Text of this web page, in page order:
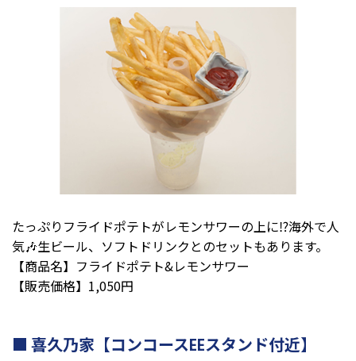
たっぷりフライドポテトがレモンサワーの上に⁉️海外で人
気🎶生ビール、ソフトドリンクとのセットもあります。
【商品名】フライドポテト&レモンサワー
【販売価格】1,050円
喜久乃家【コンコースEEスタンド付近】